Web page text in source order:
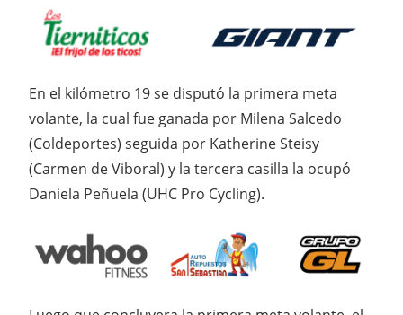
En el kilómetro 19 se disputó la primera meta
volante, la cual fue ganada por Milena Salcedo
(Coldeportes) seguida por Katherine Steisy
(Carmen de Viboral) y la tercera casilla la ocupó
Daniela Peñuela (UHC Pro Cycling).